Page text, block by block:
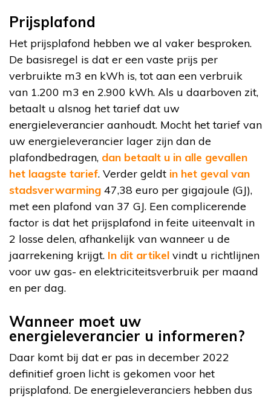
Prijsplafond
Het prijsplafond hebben we al vaker besproken.
De basisregel is dat er een vaste prijs per
verbruikte m3 en kWh is, tot aan een verbruik
van 1.200 m3 en 2.900 kWh. Als u daarboven zit,
betaalt u alsnog het tarief dat uw
energieleverancier aanhoudt. Mocht het tarief van
uw energieleverancier lager zijn dan de
plafondbedragen, dan betaalt u in alle gevallen
het laagste tarief. Verder geldt in het geval van
stadsverwarming 47,38 euro per gigajoule (GJ),
met een plafond van 37 GJ. Een complicerende
factor is dat het prijsplafond in feite uiteenvalt in
2 losse delen, afhankelijk van wanneer u de
jaarrekening krijgt. In dit artikel vindt u richtlijnen
voor uw gas- en elektriciteitsverbruik per maand
en per dag.
Wanneer moet uw
energieleverancier u informeren?
Daar komt bij dat er pas in december 2022
definitief groen licht is gekomen voor het
prijsplafond. De energieleveranciers hebben dus